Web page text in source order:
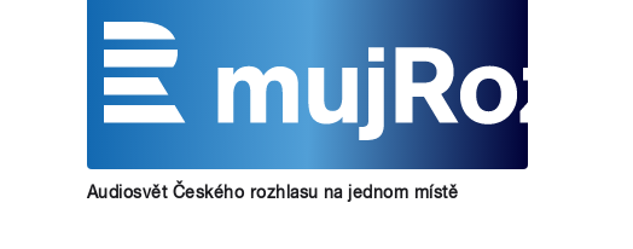
Audiosvět Českého rozhlasu na jednom místě